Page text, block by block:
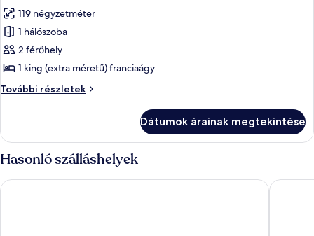
szoba
összes
képének
megtekintése:
Szoba
119 négyzetméter
1 hálószoba
2 férőhely
1 king (extra méretű) franciaágy
További részletek
Szoba
Dátumok árainak megtekintése
Hasonló szálláshelyek
Luxor Hotel and Casino